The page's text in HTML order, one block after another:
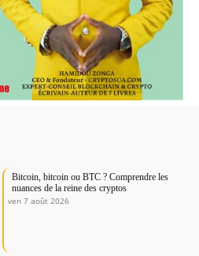
Bitcoin, bitcoin ou BTC ? Comprendre les
nuances de la reine des cryptos
ven 7 août 2026